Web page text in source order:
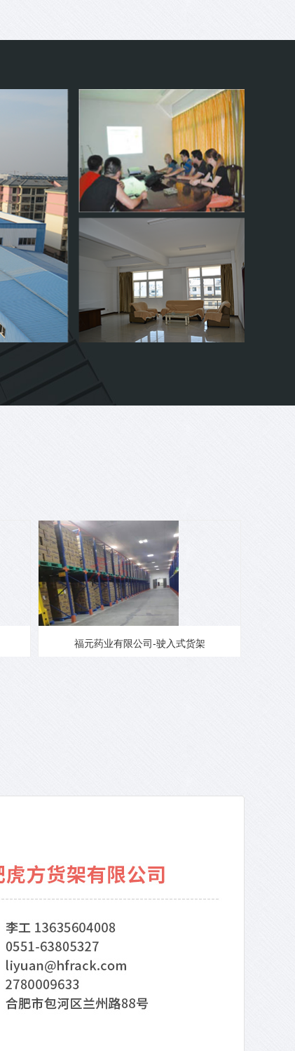
福元药业有限公司-驶入式货架
壹度股份|仓储配送中心二期仓库货架项目竣工